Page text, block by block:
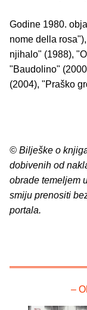
Godine 1980.
nome della
njihalo" (1988),
"Baudolino"
(2004), "Praško
© Bilješke o
dobivenih od
obrade temeljem
smiju prenositi
portala.
–